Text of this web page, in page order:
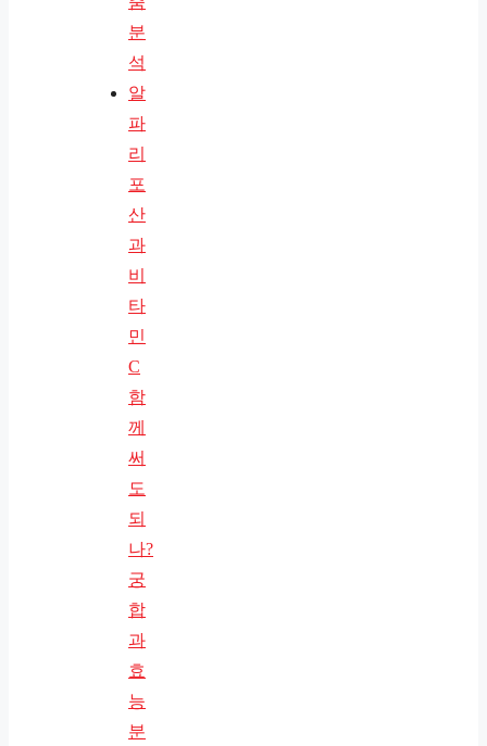
분
석
알
파
리
포
산
과
비
타
민
C
함
께
써
도
되
나?
궁
합
과
효
능
분